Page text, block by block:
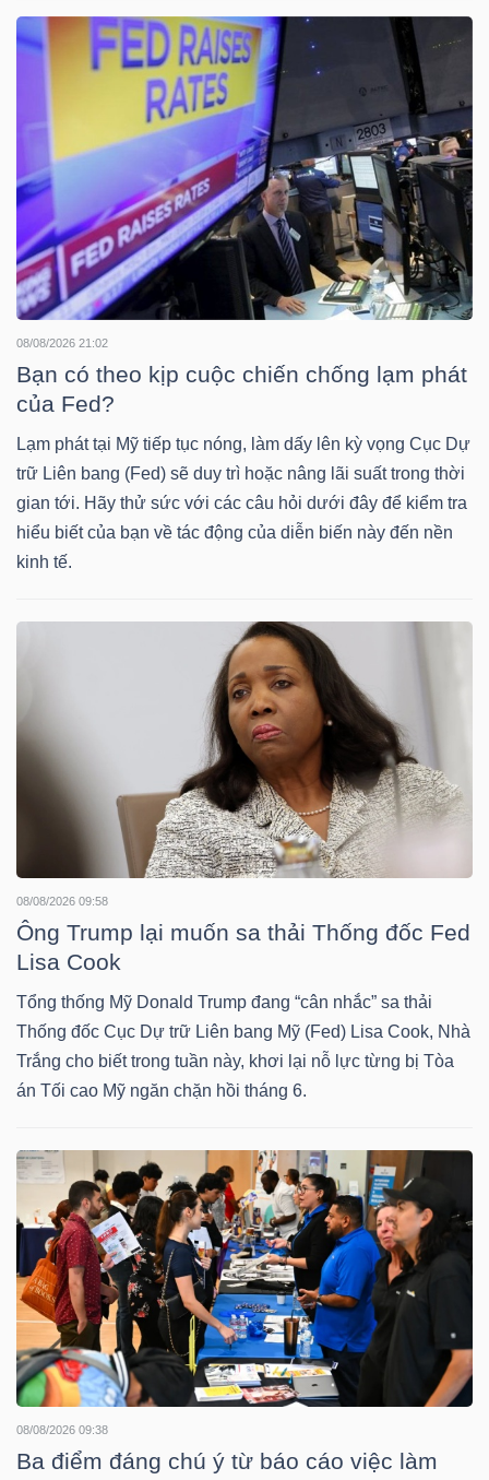
08/08/2026 21:02
Bạn có theo kịp cuộc chiến chống lạm phát
của Fed?
Lạm phát tại Mỹ tiếp tục nóng, làm dấy lên kỳ vọng Cục Dự
trữ Liên bang (Fed) sẽ duy trì hoặc nâng lãi suất trong thời
gian tới. Hãy thử sức với các câu hỏi dưới đây để kiểm tra
hiểu biết của bạn về tác động của diễn biến này đến nền
kinh tế.
08/08/2026 09:58
Ông Trump lại muốn sa thải Thống đốc Fed
Lisa Cook
Tổng thống Mỹ Donald Trump đang “cân nhắc” sa thải
Thống đốc Cục Dự trữ Liên bang Mỹ (Fed) Lisa Cook, Nhà
Trắng cho biết trong tuần này, khơi lại nỗ lực từng bị Tòa
án Tối cao Mỹ ngăn chặn hồi tháng 6.
08/08/2026 09:38
Ba điểm đáng chú ý từ báo cáo việc làm
DOANH
BẤT
ĐỘNG
SẢN
TÀI
CHÍNH
HÀNG
HÓA
ĐÔNG
DƯƠNG
TÀI
CHÍNH
CÁ
PHÂN
TÍCH
VIETSTOCKFINANCE